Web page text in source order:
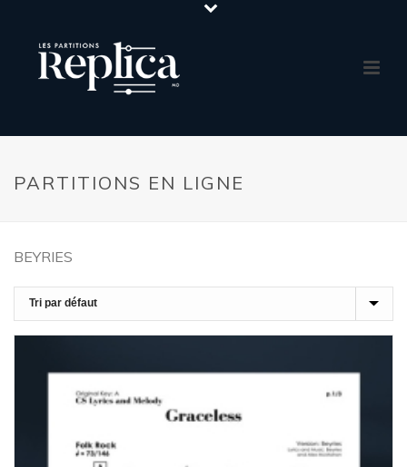
PARTITIONS EN LIGNE
BEYRIES